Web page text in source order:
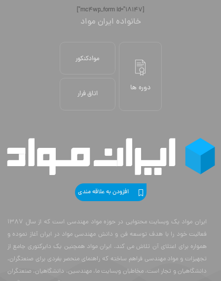
[mc4wp_form id="18147"]
خانواده ایران مواد
دوره ها
موادکنکور
اتاق فرار
افزودن به علاقه مندی
ایران مواد یک وبسایت محتوایی در حوزه مواد مهندسی است که از سال 1387
فعالیت خود را با هدف توسعه فن و دانش مهندسی مواد در ایران آغاز نموده و
همواره برای اعتلای آن تلاش می کند. ایران مواد همچنین یک دایرکتوری جامع از
تجهیزات و مواد مهندسی فراهم ساخته که راهنمای منحصر بفردی برای صنعتگران،
دانشگاهیان و تجار است. مخاطبان وبسایت ما، مهندسین، دانشگاهیان، صنعتگران